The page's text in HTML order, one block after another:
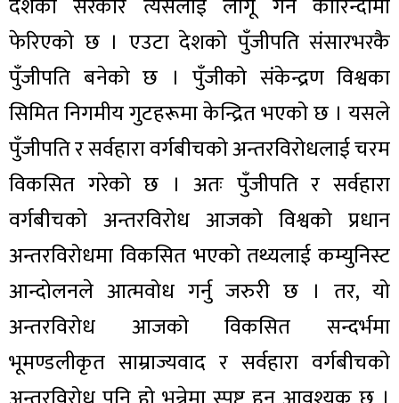
फेरिएको छ । एउटा देशको पुँजीपति संसारभरकै
पुँजीपति बनेको छ । पुँजीको संकेन्द्रण विश्वका
सिमित निगमीय गुटहरूमा केन्द्रित भएको छ । यसले
पुँजीपति र सर्वहारा वर्गबीचको अन्तरविरोधलाई चरम
विकसित गरेको छ । अतः पुँजीपति र सर्वहारा
वर्गबीचको अन्तरविरोध आजको विश्वको प्रधान
अन्तरविरोधमा विकसित भएको तथ्यलाई कम्युनिस्ट
आन्दोलनले आत्मवोध गर्नु जरुरी छ । तर, यो
अन्तरविरोध आजको विकसित सन्दर्भमा
भूमण्डलीकृत साम्राज्यवाद र सर्वहारा वर्गबीचको